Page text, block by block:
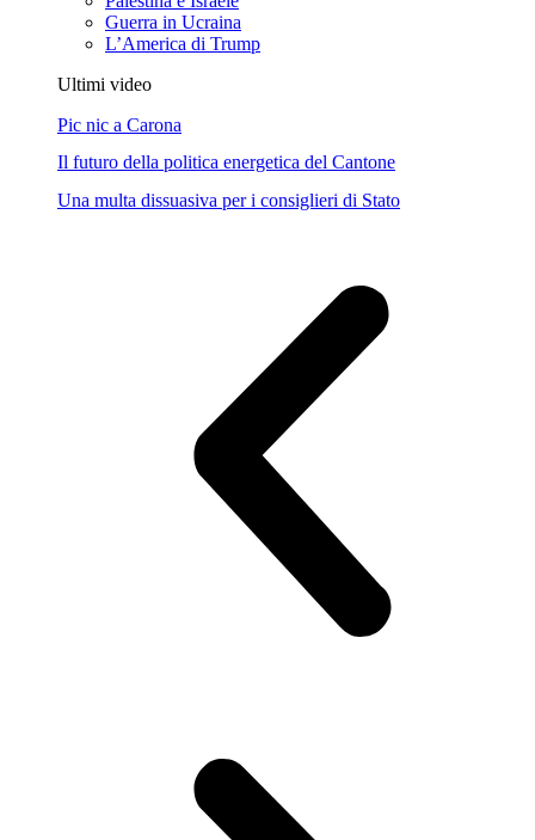
Guerra in Ucraina
L’America di Trump
Ultimi video
Pic nic a Carona
Il futuro della politica energetica del Cantone
Una multa dissuasiva per i consiglieri di Stato